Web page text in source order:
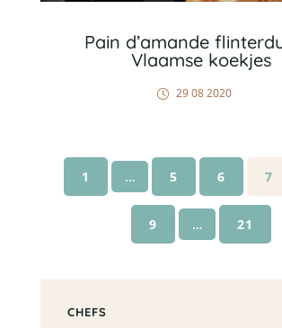
Pain d’amande
Vlaamse koekjes
29 08 2020
1 … 5 6 7
9 … 21
CHEFS